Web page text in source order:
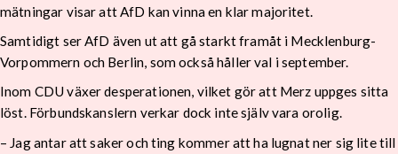
mätningar visar att AfD kan vinna en klar majoritet.
Samtidigt ser AfD även ut att gå starkt framåt i Mecklenburg-
Vorpommern och Berlin, som också håller val i september.
Inom CDU växer desperationen, vilket gör att Merz uppges sitta
löst. Förbundskanslern verkar dock inte själv vara orolig.
– Jag antar att saker och ting kommer att ha lugnat ner sig lite till